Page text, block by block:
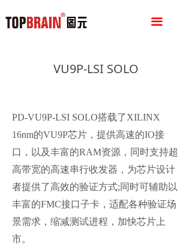
끀
VU9P-LSI SOLO
PD-VU9P-LSI SOLO搭载了XILINX
16nm的VU9P芯片，提供高速的IO接
口，以及丰富的RAM资源，同时支持超
高带宽的高速串行收发器，为芯片设计
者提供了高效的验证方式;同时可辅助以
丰富的FMC接口子卡，适配各种验证场
景需求，缩减测试进程，加快芯片上
市。